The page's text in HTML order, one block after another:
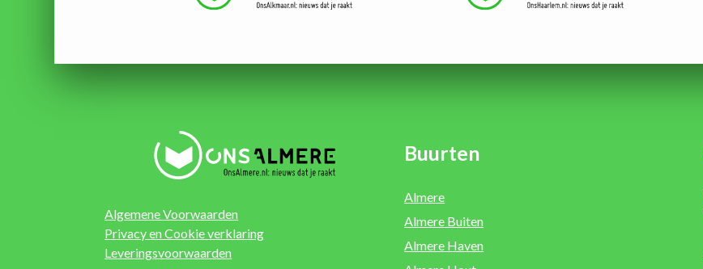
Algemene Voorwaarden
Privacy en Cookie verklaring
Leveringsvoorwaarden
Buurten
Almere
Almere Buiten
Almere Haven